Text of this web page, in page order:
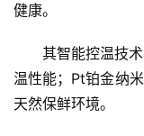
首
页
健康。
其智能控温技
温性能；Pt铂金纳
天然保鲜环境。